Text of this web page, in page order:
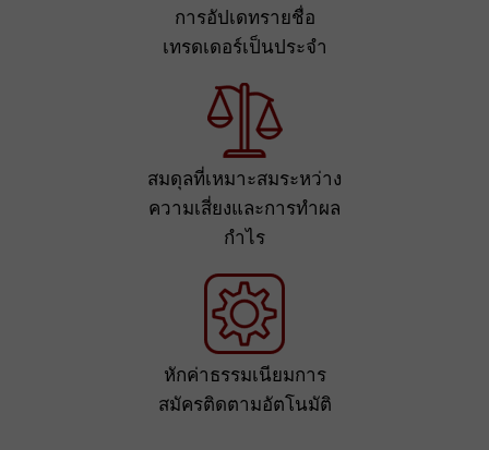
การอัปเดทรายชื่อ
เทรดเดอร์เป็นประจำ
สมดุลที่เหมาะสมระหว่าง
ความเสี่ยงและการทำผล
กำไร
หักค่าธรรมเนียมการ
สมัครติดตามอัตโนมัติ